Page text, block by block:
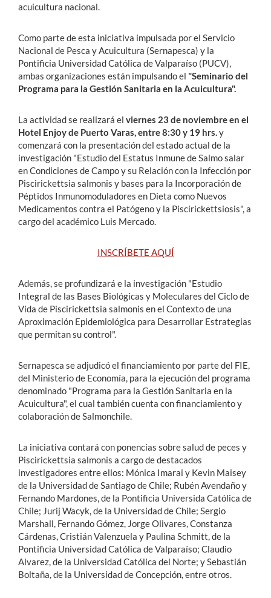
acuicultura nacional.
Como parte de esta iniciativa impulsada por el Servicio
Nacional de Pesca y Acuicultura (Sernapesca) y la
Pontificia Universidad Católica de Valparaíso (PUCV),
ambas organizaciones están impulsando el "Seminario del
Programa para la Gestión Sanitaria en la Acuicultura".
La actividad se realizará el viernes 23 de noviembre en el
Hotel Enjoy de Puerto Varas, entre 8:30 y 19 hrs.y
comenzará con la presentación del estado actual de la
investigación "Estudio del Estatus Inmune de Salmo salar
en Condiciones de Campo y su Relación con la Infección por
Piscirickettsia salmonis y bases para la Incorporación de
Péptidos Inmunomoduladores en Dieta como Nuevos
Medicamentos contra el Patógeno y la Piscirickettsiosis", a
cargo del académico Luis Mercado.
INSCRÍBETE AQUÍ
Además, se profundizará e la investigación "Estudio
Integral de las Bases Biológicas y Moleculares del Ciclo de
Vida de Piscirickettsia salmonis en el Contexto de una
Aproximación Epidemiológica para Desarrollar Estrategias
que permitan su control".
Sernapesca se adjudicó el financiamiento por parte del FIE,
del Ministerio de Economía, para la ejecución del programa
denominado "Programa para la Gestión Sanitaria en la
Acuicultura", el cual también cuenta con financiamiento y
colaboración de Salmonchile.
La iniciativa contará con ponencias sobre salud de peces y
Piscirickettsia salmonis a cargo de destacados
investigadores entre ellos: Mónica Imarai y Kevin Maisey
de la Universidad de Santiago de Chile; Rubén Avendaño y
Fernando Mardones, de la Pontificia Universida Católica de
Chile; Jurij Wacyk, de la Universidad de Chile; Sergio
Marshall, Fernando Gómez, Jorge Olivares, Constanza
Cárdenas, Cristián Valenzuela y Paulina Schmitt, de la
Pontificia Universidad Católica de Valparaíso; Claudio
Alvarez, de la Universidad Católica del Norte; y Sebastián
Boltaña, de la Universidad de Concepción, entre otros.